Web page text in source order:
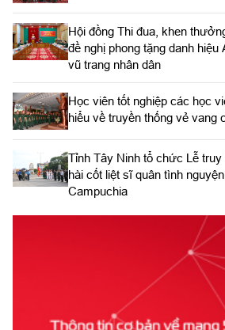
Hội đồng Thi đua, khen
đề nghị phong tặng danh
vũ trang nhân dân
Học viên tốt nghiệp các học
hiểu về truyền thống vẻ vang
​Tỉnh Tây Ninh tổ chức Lễ truy
hài cốt liệt sĩ quân tình
Campuchia